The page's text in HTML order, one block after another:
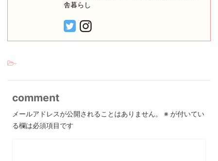
舎暮らし
-
comment
メールアドレスが公開されることはありません。 ※ が付いてい
る欄は必須項目です